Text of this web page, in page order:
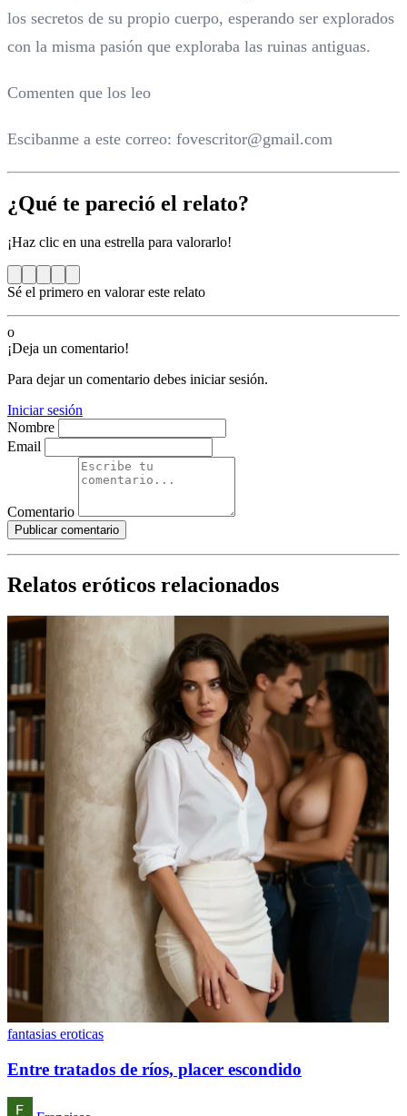
los secretos de su propio cuerpo, esperando ser explorados
con la misma pasión que exploraba las ruinas antiguas.
Comenten que los leo
Escibanme a este correo: fovescritor@gmail.com
¿Qué te pareció el relato?
¡Haz clic en una estrella para valorarlo!
Sé el primero en valorar este relato
o
¡Deja un comentario!
Para dejar un comentario debes iniciar sesión.
Iniciar sesión
Nombre
Email
Comentario
Publicar comentario
Relatos eróticos relacionados
fantasias eroticas
Entre tratados de ríos, placer escondido